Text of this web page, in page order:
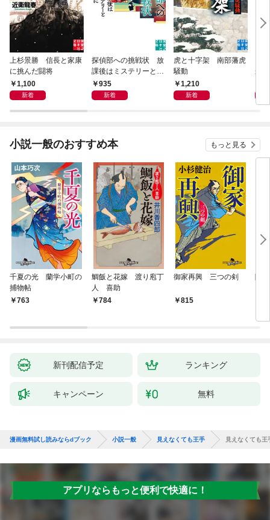
上杉景勝 信長と家康
に挑んだ闘将
1,100
新着
探偵部への挑戦状 放
課後はミステリーとと
もに 新装版
935
新着
虎と十字架 南部藩虎
騒動
1,210
新着
か
小説一般のおすすめ本 もっと見る
千夏の光 蘭学小町の
捕物帖
763
鯛飯と花嫁 渡り庖丁
人 喜助
784
御家再興 三つの剣
815
新刊配信予定 ランキング
キャンペーン 無料
漫画無料試し読みならdブック 小説一般 見えなくても王手 見えなくても王
アプリならもっと便利で快適に！